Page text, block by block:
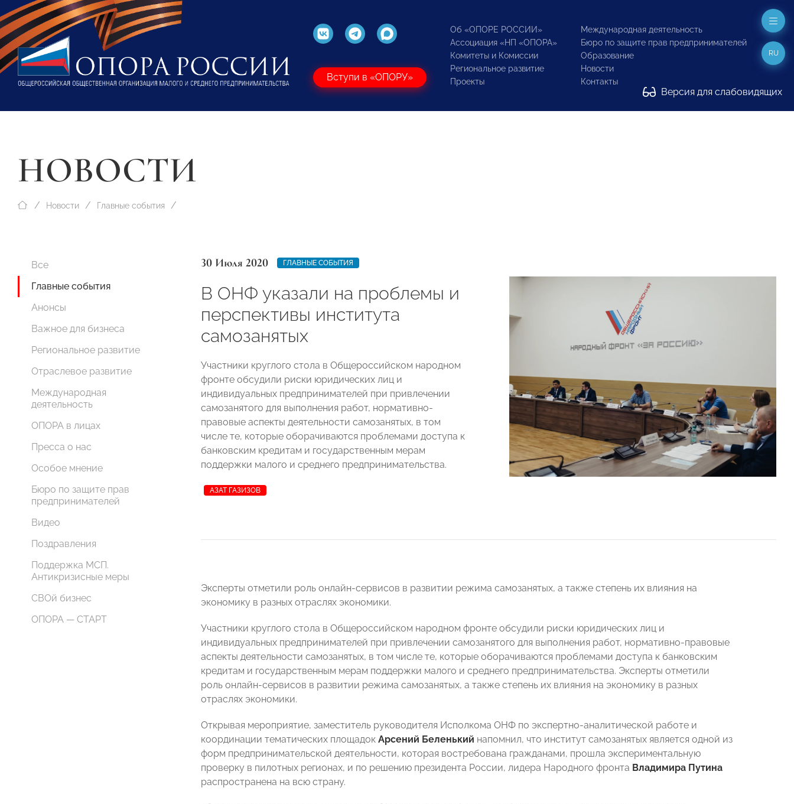
Вступи в «ОПОРУ»
Об «ОПОРЕ РОССИИ»
Ассоциация «НП «ОПОРА»
Комитеты и Комиссии
Региональное развитие
Проекты
Международная деятельность
Бюро по защите прав предпринимателей
Образование
Новости
Контакты
Версия для слабовидящих
RU
НОВОСТИ
Новости Главные события
Все
Главные события
Анонсы
Важное для бизнеса
Региональное развитие
Отраслевое развитие
Международная
деятельность
ОПОРА в лицах
Пресса о нас
Особое мнение
Бюро по защите прав
предпринимателей
Видео
Поздравления
Поддержка МСП.
Антикризисные меры
СВОй бизнес
ОПОРА — СТАРТ
30 Июля 2020 ГЛАВНЫЕ СОБЫТИЯ
В ОНФ указали на проблемы и
перспективы института
самозанятых
Участники круглого стола в Общероссийском народном
фронте обсудили риски юридических лиц и
индивидуальных предпринимателей при привлечении
самозанятого для выполнения работ, нормативно-
правовые аспекты деятельности самозанятых, в том
числе те, которые оборачиваются проблемами доступа к
банковским кредитам и государственным мерам
поддержки малого и среднего предпринимательства.
АЗАТ ГАЗИЗОВ
Эксперты отметили роль онлайн-сервисов в развитии режима самозанятых, а также степень их влияния на
экономику в разных отраслях экономики.
Участники круглого стола в Общероссийском народном фронте обсудили риски юридических лиц и
индивидуальных предпринимателей при привлечении самозанятого для выполнения работ, нормативно-правовые
аспекты деятельности самозанятых, в том числе те, которые оборачиваются проблемами доступа к банковским
кредитам и государственным мерам поддержки малого и среднего предпринимательства. Эксперты отметили
роль онлайн-сервисов в развитии режима самозанятых, а также степень их влияния на экономику в разных
отраслях экономики.
Открывая мероприятие, заместитель руководителя Исполкома ОНФ по экспертно-аналитической работе и
координации тематических площадок Арсений Беленький напомнил, что институт самозанятых является одной из
форм предпринимательской деятельности, которая востребована гражданами, прошла экспериментальную
проверку в пилотных регионах, и по решению президента России, лидера Народного фронта Владимира Путина
распространена на всю страну.